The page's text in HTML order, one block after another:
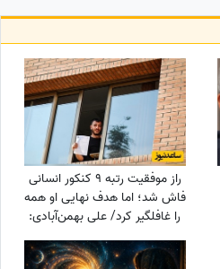
راز موفقیت رتبه 9 کنکور انسانی
فاش شد؛ اما هدف نهایی او همه
را غافلگیر کرد/ علی بهمن‌آبادی:
می‌خواهم جانم را ...